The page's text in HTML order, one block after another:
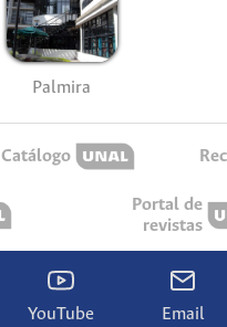
Palmira
Catálogo
Portal de
revistas
YouTube Email